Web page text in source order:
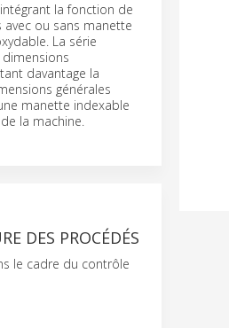
la fonction de
ou sans manette
La série
davantage la
générales
manette indexable
la machine.
DES PROCÉDÉS
le cadre du contrôle